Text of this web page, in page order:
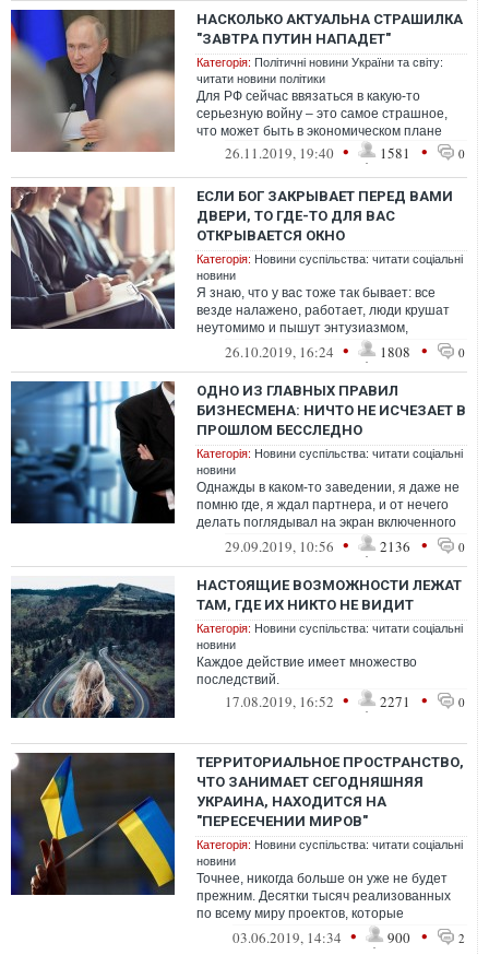
НАСКОЛЬКО АКТУАЛЬНА СТРАШИЛКА
"ЗАВТРА ПУТИН НАПАДЕТ"
Категорія: Політичні новини України та світу:
читати новини політики
Для РФ сейчас ввязаться в какую-то
серьезную войну – это самое страшное,
что может быть в экономическом плане
26.11.2019, 19:40 • 1581 • 0
ЕСЛИ БОГ ЗАКРЫВАЕТ ПЕРЕД ВАМИ
ДВЕРИ, ТО ГДЕ-ТО ДЛЯ ВАС
ОТКРЫВАЕТСЯ ОКНО
Категорія: Новини суспільства: читати соціальні
новини
Я знаю, что у вас тоже так бывает: все
везде налажено, работает, люди крушат
неутомимо и пышут энтузиазмом,
директора делают вам бодрейшие
26.10.2019, 16:24 • 1808 • 0
ОДНО ИЗ ГЛАВНЫХ ПРАВИЛ
БИЗНЕСМЕНА: НИЧТО НЕ ИСЧЕЗАЕТ В
ПРОШЛОМ БЕССЛЕДНО
Категорія: Новини суспільства: читати соціальні
новини
Однажды в каком-то заведении, я даже не
помню где, я ждал партнера, и от нечего
делать поглядывал на экран включенного
телевизора
29.09.2019, 10:56 • 2136 • 0
НАСТОЯЩИЕ ВОЗМОЖНОСТИ ЛЕЖАТ
ТАМ, ГДЕ ИХ НИКТО НЕ ВИДИТ
Категорія: Новини суспільства: читати соціальні
новини
Каждое действие имеет множество
последствий.
17.08.2019, 16:52 • 2271 • 0
ТЕРРИТОРИАЛЬНОЕ ПРОСТРАНСТВО,
ЧТО ЗАНИМАЕТ СЕГОДНЯШНЯЯ
УКРАИНА, НАХОДИТСЯ НА
"ПЕРЕСЕЧЕНИИ МИРОВ"
Категорія: Новини суспільства: читати соціальні
новини
Точнее, никогда больше он уже не будет
прежним. Десятки тысяч реализованных
по всему миру проектов, которые
существенным образом меняют
03.06.2019, 14:34 • 900 • 2